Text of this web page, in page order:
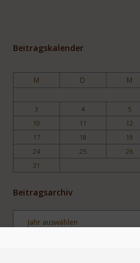
Beitragskalender
M D M
3
4 5
10
11 12
17
18 19
24
25 26
31
Beitragsarchiv
Archiv